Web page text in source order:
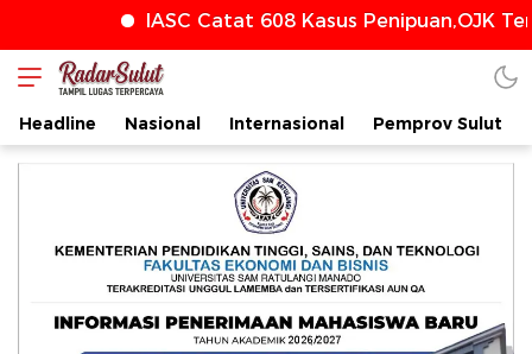
IASC Catat 608 Kasus Penipuan,OJK
radarsulut.com
Headline Nasional Internasional Pemprov Sulut